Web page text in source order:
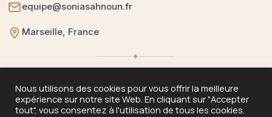
equipe@soniasahnoun.fr
Marseille, France
✦
Nous utilisons des cookies pour vous offrir la meilleure
expérience sur notre site Web. En cliquant sur "Accepter
tout", vous consentez à l'utilisation de tous les cookies.